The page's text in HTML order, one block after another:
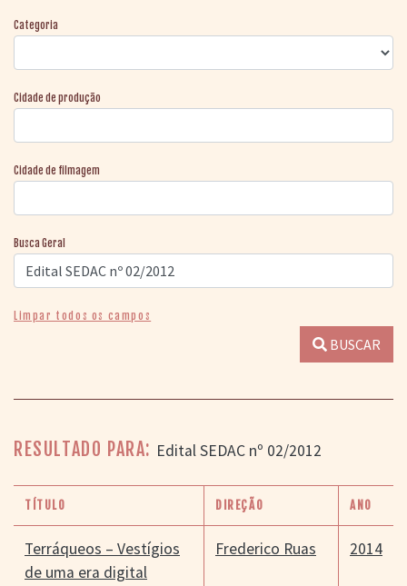
Categoria
Cidade de produção
Cidade de filmagem
Busca Geral
Limpar todos os campos
BUSCAR
RESULTADO PARA: Edital SEDAC nº 02/2012
TÍTULO DIREÇÃO ANO
Terráqueos – Vestígios
de uma era digital
Frederico Ruas 2014